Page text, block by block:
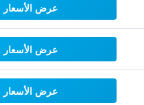
عرض الأسعار
عرض الأسعار
عرض الأسعار